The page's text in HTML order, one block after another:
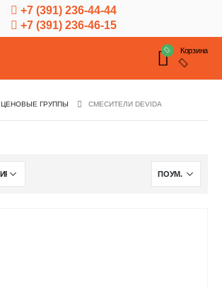
+7 (391) 236-44-44
+7 (391) 236-46-15
Корзина
ЦЕНОВЫЕ ГРУППЫ СМЕСИТЕЛИ DEVIDA